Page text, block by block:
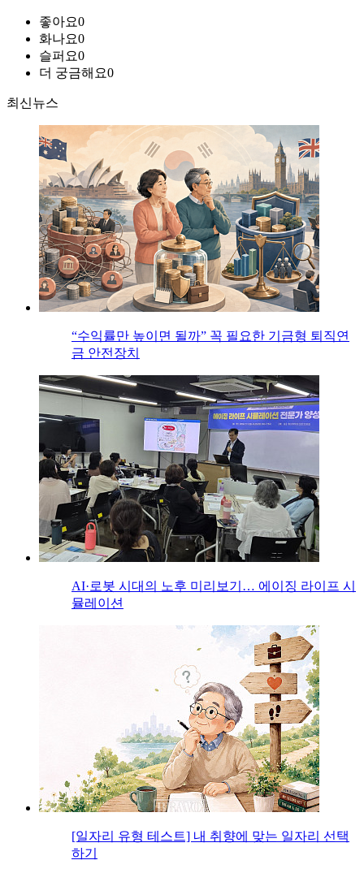
좋아요0
화나요0
슬퍼요0
더 궁금해요0
최신뉴스
“수익률만 높이면 될까” 꼭 필요한 기금형 퇴직연
금 안전장치
AI·로봇 시대의 노후 미리보기… 에이징 라이프 시
뮬레이션
[일자리 유형 테스트] 내 취향에 맞는 일자리 선택
하기